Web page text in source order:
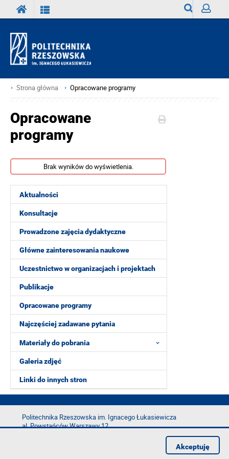
Strona główna Opracowane programy
Aktualności
Konsultacje
Prowadzone zajęcia dydaktyczne
Główne zainteresowania naukowe
Uczestnictwo w organizacjach i projektach
Publikacje
Opracowane programy
Najczęściej zadawane pytania
Materiały do pobrania
Galeria zdjęć
Linki do innych stron
Opracowane
programy
Brak wyników do wyświetlenia.
Politechnika Rzeszowska im. Ignacego Łukasiewicza
al. Powstańców Warszawy 12
Akceptuję